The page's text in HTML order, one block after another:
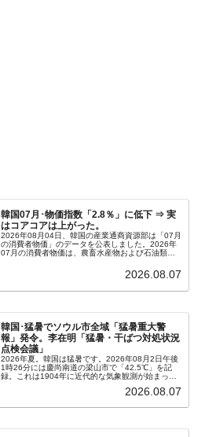
韓国07月･物価指数「2.8％」に低下 ⇒ 実
はコアコアは上がった。
2026年08月04日、韓国の産業通商資源部は「07月
の消費者物価」のデータを公表しました。2026年
07月の消費者物価は、農畜水産物および石油類の
2.8％上昇（06月は3.2％）となり、上昇率は前...
2026.08.07
韓国･猛暑でソウル市全域「猛暑重大警
報」発令。李在明「猛暑・干ばつ対処状況
点検会議」
2026年夏。韓国は猛暑です。2026年08月2日午後
1時26分には慶尚南道の梁山市で「42.5℃」を記
録。これは1904年に近代的な気象観測が始まって
ウル市全域への「猛暑重大警報」が発令され...
2026.08.07